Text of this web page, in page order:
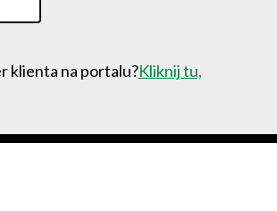
klienta na portalu?Kliknij tu,